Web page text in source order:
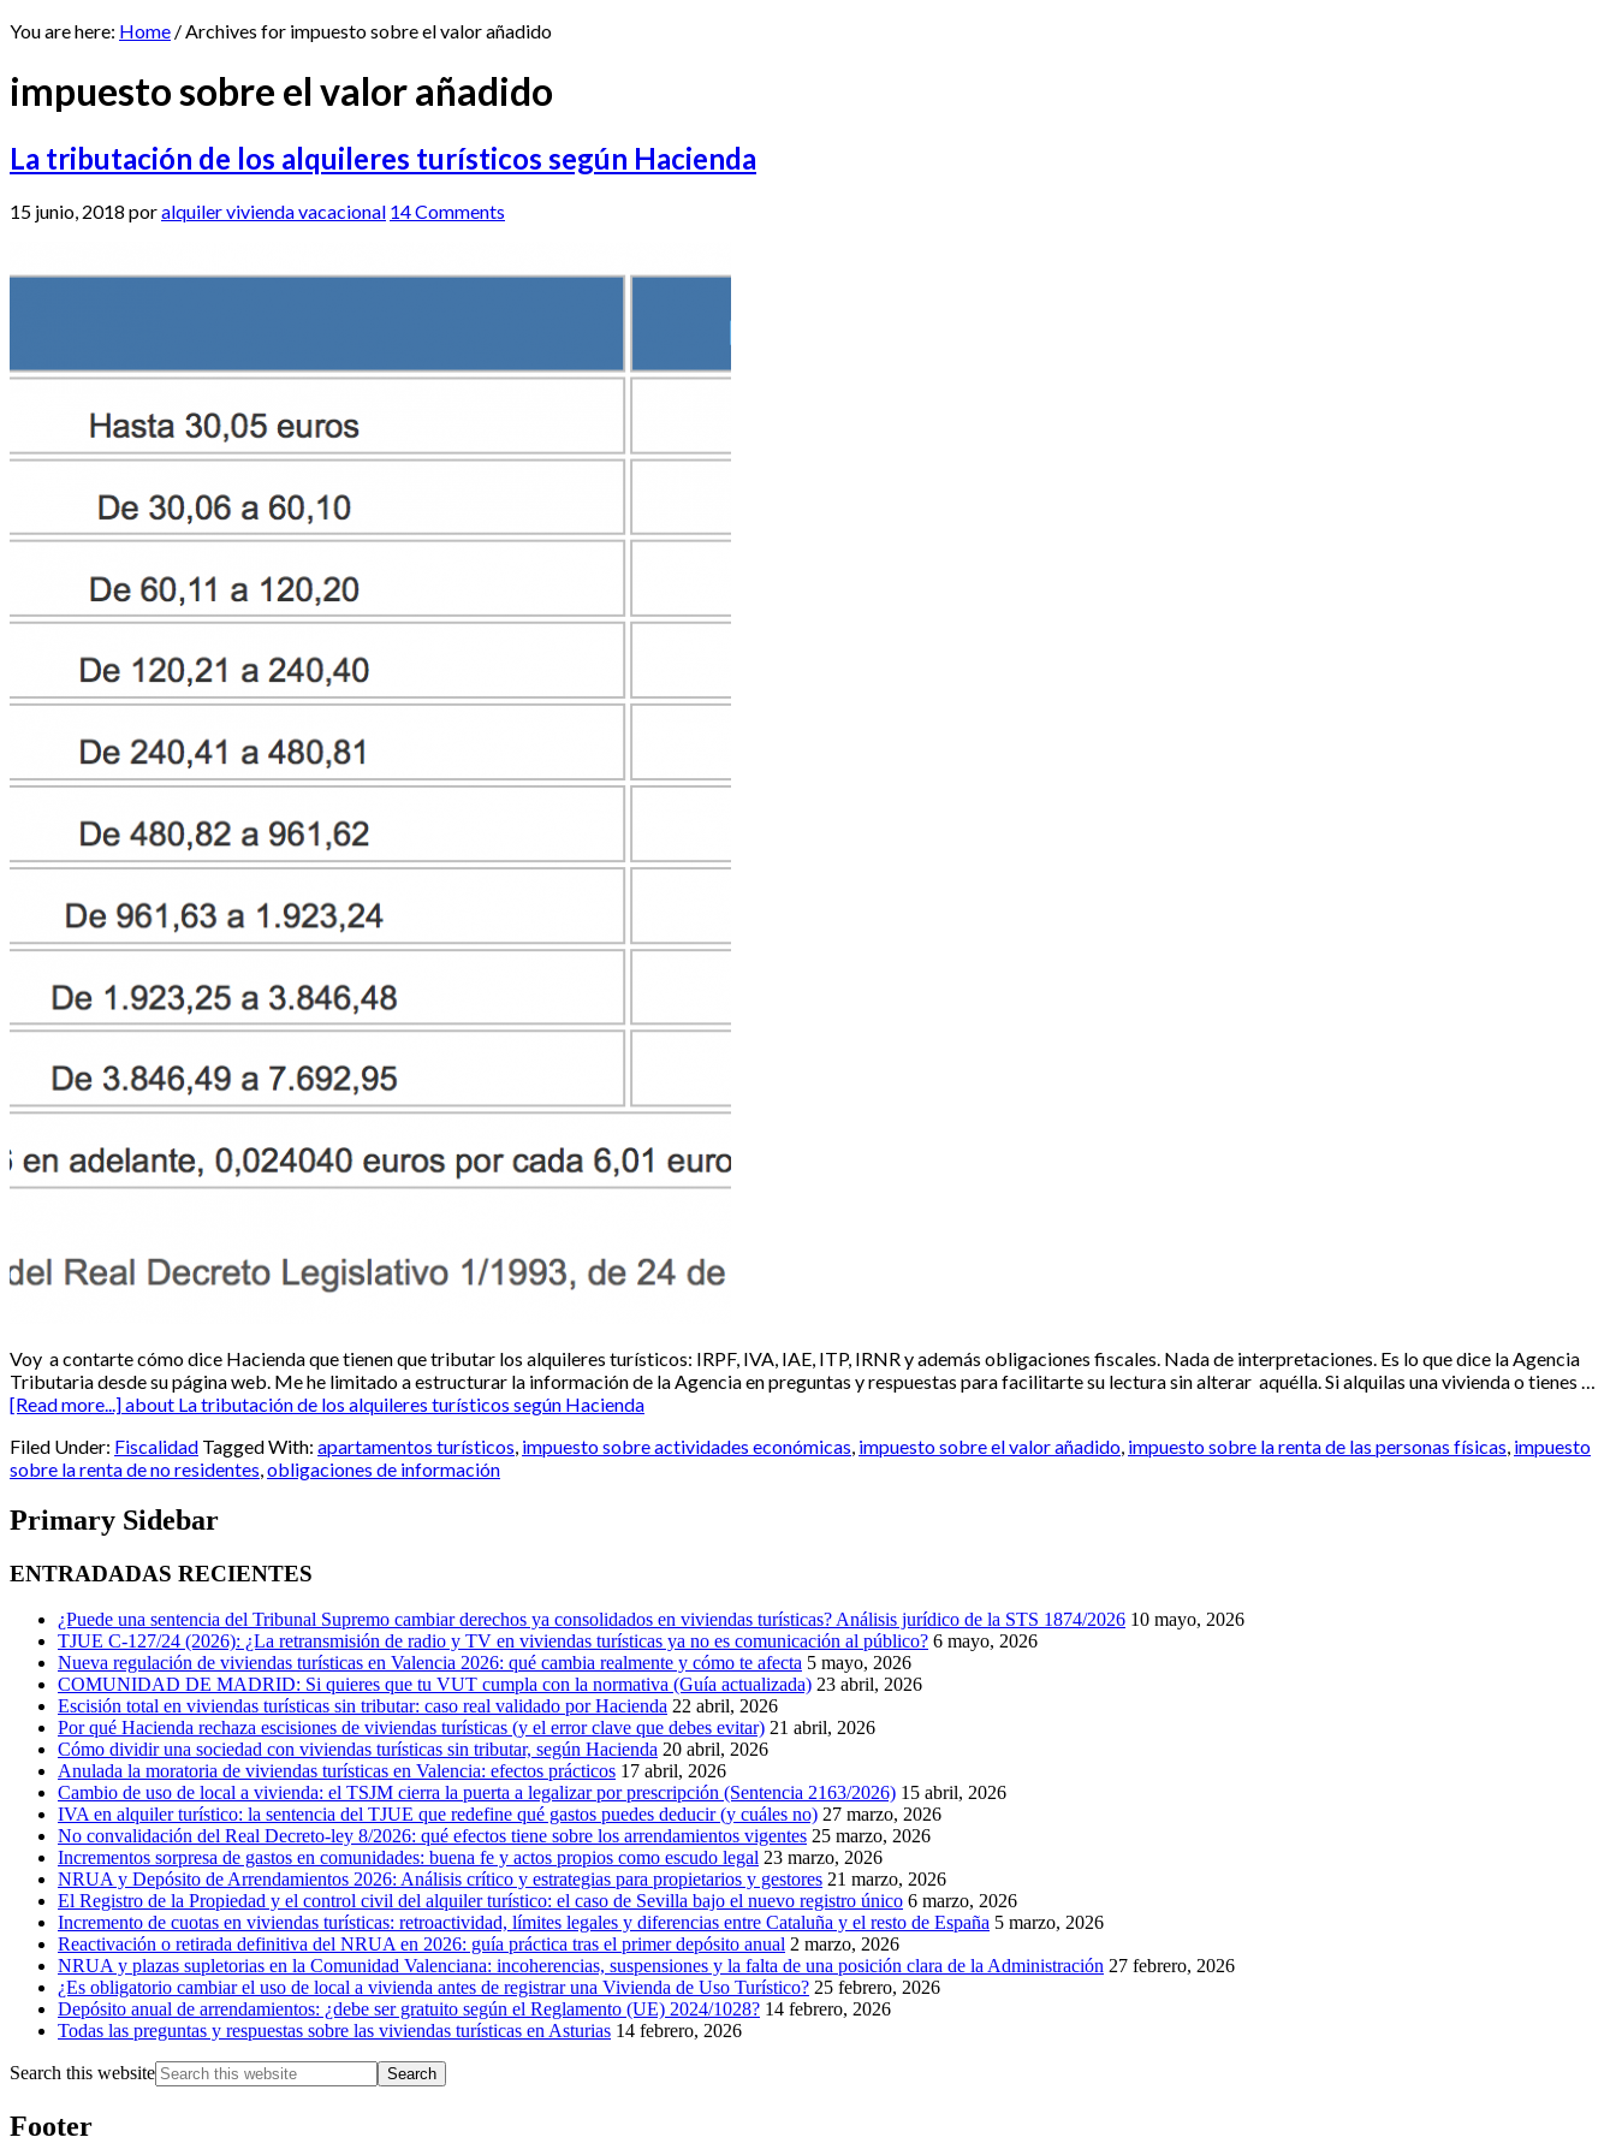
You are here: Home /Archives for impuesto sobre el valor añadido
impuesto sobre el valor añadido
La tributación de los alquileres turísticos según Hacienda
15 junio, 2018 poralquiler vivienda vacacional 14 Comments
Voy a contarte cómo dice Hacienda que tienen que tributar los alquileres turísticos: IRPF, IVA, IAE, ITP, IRNR y además obligaciones fiscales. Nada de interpretaciones. Es lo que dice la Agencia
Tributaria desde su página web. Me he limitado a estructurar la información de la Agencia en preguntas y respuestas para facilitarte su lectura sin alterar aquélla. Si alquilas una vivienda o tienes …
[Read more...]about La tributación de los alquileres turísticos según Hacienda
Filed Under: Fiscalidad Tagged With: apartamentos turísticos impuesto sobre actividades económicas impuesto sobre el valor añadido impuesto sobre la renta de las personas físicas impuesto
sobre la renta de no residentes obligaciones de información
Primary Sidebar
ENTRADADAS RECIENTES
¿Puede una sentencia del Tribunal Supremo cambiar derechos ya consolidados en viviendas turísticas? Análisis jurídico de la STS 1874/2026 10 mayo, 2026
TJUE C-127/24 (2026): ¿La retransmisión de radio y TV en viviendas turísticas ya no es comunicación al público? 6 mayo, 2026
Nueva regulación de viviendas turísticas en Valencia 2026: qué cambia realmente y cómo te afecta 5 mayo, 2026
COMUNIDAD DE MADRID: Si quieres que tu VUT cumpla con la normativa (Guía actualizada) 23 abril, 2026
Escisión total en viviendas turísticas sin tributar: caso real validado por Hacienda 22 abril, 2026
Por qué Hacienda rechaza escisiones de viviendas turísticas (y el error clave que debes evitar) 21 abril, 2026
Cómo dividir una sociedad con viviendas turísticas sin tributar, según Hacienda 20 abril, 2026
Anulada la moratoria de viviendas turísticas en Valencia: efectos prácticos 17 abril, 2026
Cambio de uso de local a vivienda: el TSJM cierra la puerta a legalizar por prescripción (Sentencia 2163/2026) 15 abril, 2026
IVA en alquiler turístico: la sentencia del TJUE que redefine qué gastos puedes deducir (y cuáles no) 27 marzo, 2026
No convalidación del Real Decreto-ley 8/2026: qué efectos tiene sobre los arrendamientos vigentes 25 marzo, 2026
Incrementos sorpresa de gastos en comunidades: buena fe y actos propios como escudo legal 23 marzo, 2026
NRUA y Depósito de Arrendamientos 2026: Análisis crítico y estrategias para propietarios y gestores 21 marzo, 2026
El Registro de la Propiedad y el control civil del alquiler turístico: el caso de Sevilla bajo el nuevo registro único 6 marzo, 2026
Incremento de cuotas en viviendas turísticas: retroactividad, límites legales y diferencias entre Cataluña y el resto de España 5 marzo, 2026
Reactivación o retirada definitiva del NRUA en 2026: guía práctica tras el primer depósito anual 2 marzo, 2026
NRUA y plazas supletorias en la Comunidad Valenciana: incoherencias, suspensiones y la falta de una posición clara de la Administración 27 febrero, 2026
¿Es obligatorio cambiar el uso de local a vivienda antes de registrar una Vivienda de Uso Turístico? 25 febrero, 2026
Depósito anual de arrendamientos: ¿debe ser gratuito según el Reglamento (UE) 2024/1028? 14 febrero, 2026
Todas las preguntas y respuestas sobre las viviendas turísticas en Asturias 14 febrero, 2026
Search this website
Footer